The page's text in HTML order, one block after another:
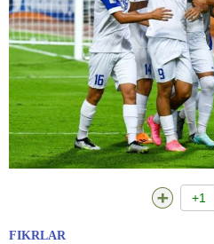
+1
FIKRLAR